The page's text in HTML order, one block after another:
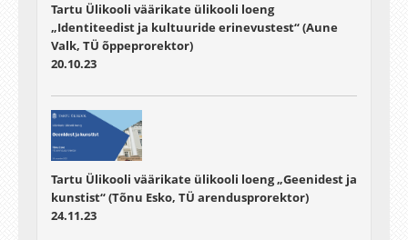
Tartu Ülikooli väärikate ülikooli loeng
„Identiteedist ja kultuuride erinevustest“ (Aune
Valk, TÜ õppeprorektor)
20.10.23
Tartu Ülikooli väärikate ülikooli loeng „Geenidest ja
kunstist“ (Tõnu Esko, TÜ arendusprorektor)
24.11.23